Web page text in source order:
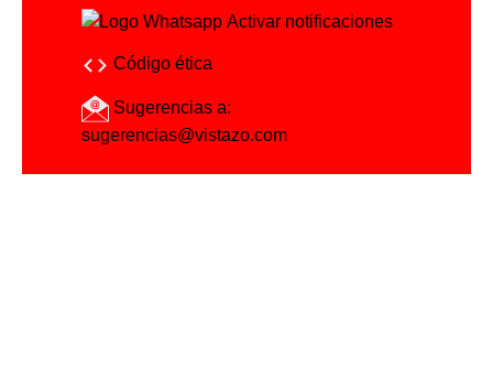
Activar notificaciones
Código ética
Sugerencias a:
sugerencias@vistazo.com